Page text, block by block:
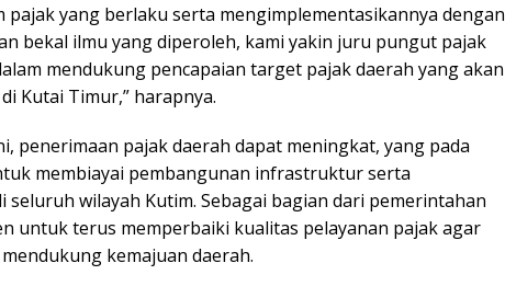
pajak yang berlaku serta mengimplementasikannya dengan
bekal ilmu yang diperoleh, kami yakin juru pungut pajak
mendukung pencapaian target pajak daerah yang akan
Kutai Timur,” harapnya.
penerimaan pajak daerah dapat meningkat, yang pada
membiayai pembangunan infrastruktur serta
wilayah Kutim. Sebagai bagian dari pemerintahan
untuk terus memperbaiki kualitas pelayanan pajak agar
kemajuan daerah.